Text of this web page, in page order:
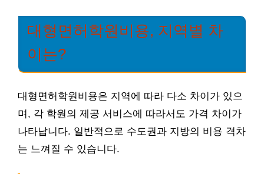
대형면허학원비용, 지역별 차
이는?
대형면허학원비용은 지역에 따라 다소 차이가 있으
며, 각 학원의 제공 서비스에 따라서도 가격 차이가
나타납니다. 일반적으로 수도권과 지방의 비용 격차
는 느껴질 수 있습니다.